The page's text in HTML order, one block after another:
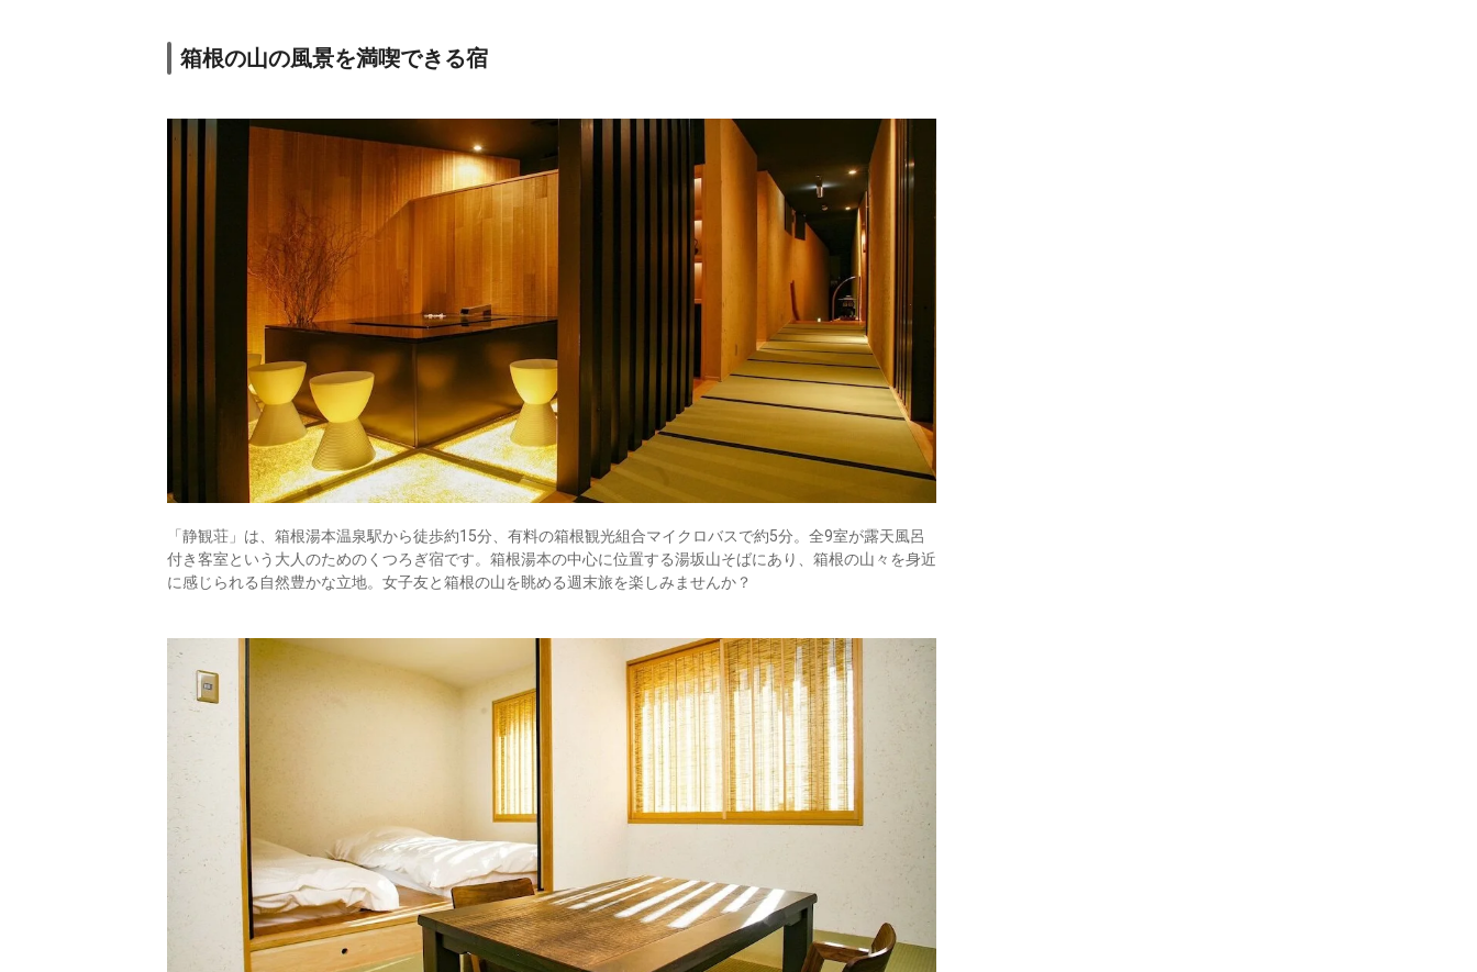
箱根の山の風景を満喫できる宿
「静観荘」は、箱根湯本温泉駅から徒歩約15分、有料の箱根観光組合マイクロバスで約5分。全9室が露天風呂
付き客室という大人のためのくつろぎ宿です。箱根湯本の中心に位置する湯坂山そばにあり、箱根の山々を身近
に感じられる自然豊かな立地。女子友と箱根の山を眺める週末旅を楽しみませんか？